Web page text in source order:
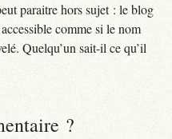
paraitre hors sujet : le blog
comme si le nom
Quelqu’un sait-il ce qu’il
?